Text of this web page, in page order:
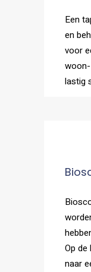
Een
en
voor
lastig
Op
naar